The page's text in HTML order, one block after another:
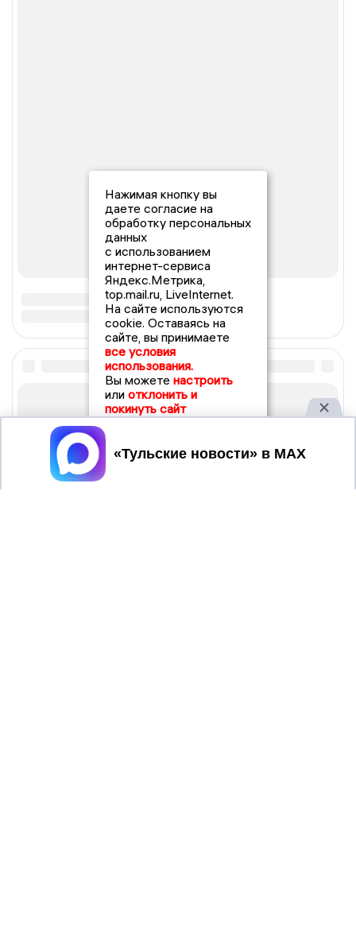
Нажимая кнопку вы
даете согласие на
обработку персональных
данных
с использованием
интернет-сервиса
Яндекс.Метрика,
top.mail.ru, LiveInternet.
На сайте используются
cookie. Оставаясь на
сайте, вы принимаете
все условия
использования.
Вы можете настроить
или отклонить и
покинуть сайт
Принять